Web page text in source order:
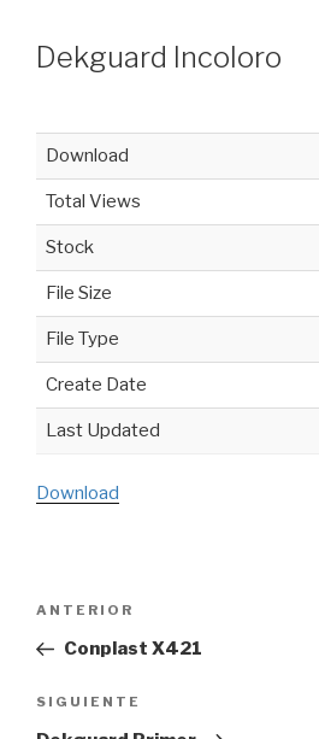
Dekguard Incoloro
Download
Total Views
Stock
File Size
File Type
Create Date
Last Updated
Download
Navegación
entradas
Entrada
anterior:
ANTERIOR
Conplast X421
Siguiente
entrada
SIGUIENTE